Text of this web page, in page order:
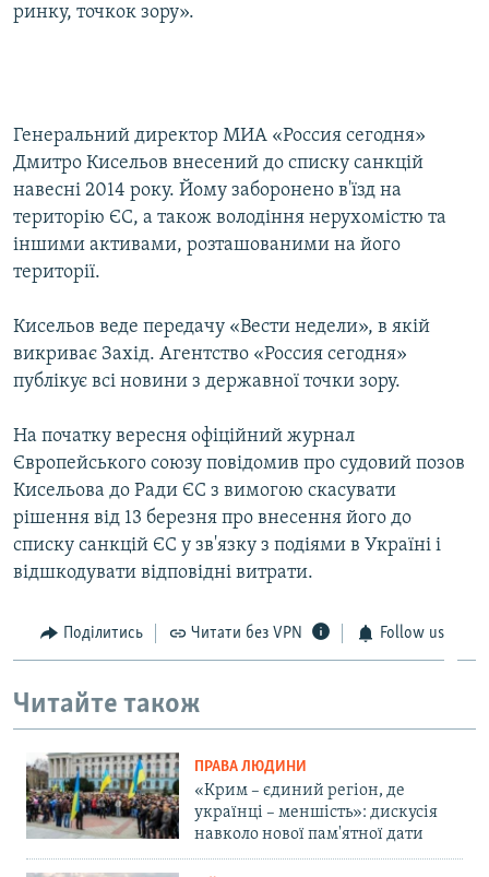
ринку, точкок зору».
Генеральний директор МИА «Россия сегодня»
Дмитро Кисельов внесений до списку санкцій
навесні 2014 року. Йому заборонено в'їзд на
територію ЄС, а також володіння нерухомістю та
іншими активами, розташованими на його
території.
Кисельов веде передачу «Вести недели», в якій
викриває Захід. Агентство «Россия сегодня»
публікує всі новини з державної точки зору.
На початку вересня офіційний журнал
Європейського союзу повідомив про судовий позов
Кисельова до Ради ЄС з вимогою скасувати
рішення від 13 березня про внесення його до
списку санкцій ЄС у зв'язку з подіями в Україні і
відшкодувати відповідні витрати.
Поділитись Читати без VPN Follow us
Читайте також
ПРАВА ЛЮДИНИ
«Крим – єдиний регіон, де
українці – меншість»: дискусія
навколо нової пам'ятної дати